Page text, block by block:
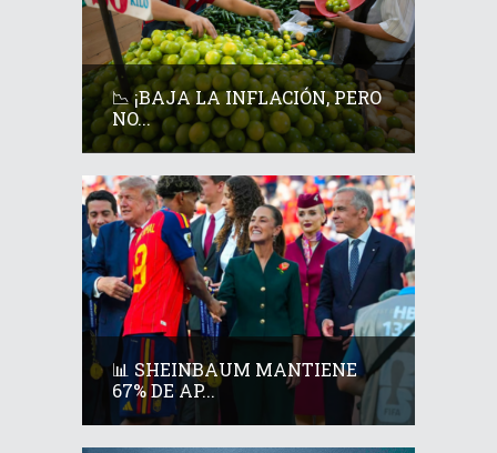
📉 ¡BAJA LA INFLACIÓN, PERO
NO...
📊 SHEINBAUM MANTIENE
67% DE AP...